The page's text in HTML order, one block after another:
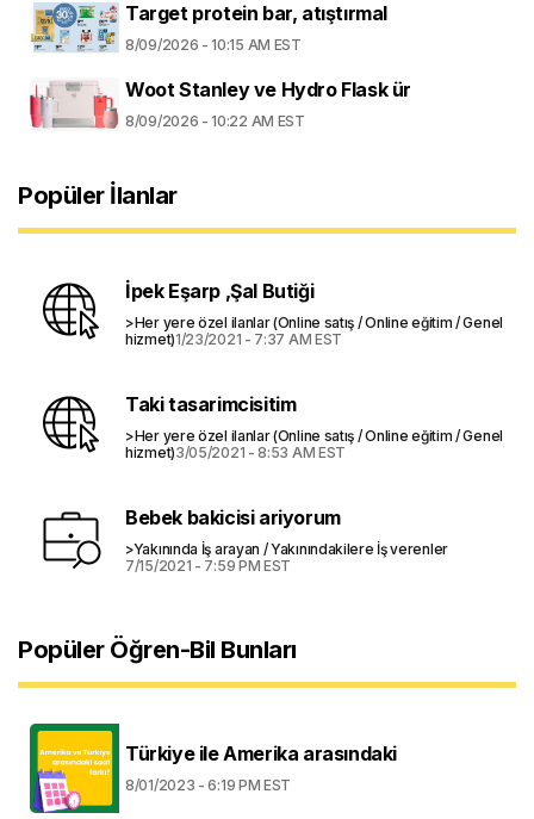
Target protein bar, atıştırmal
8/09/2026 - 10:15 AM EST
Woot Stanley ve Hydro Flask ür
8/09/2026 - 10:22 AM EST
Popüler İlanlar
İpek Eşarp ,Şal Butiği
>Her yere özel ilanlar (Online satış / Online eğitim / Genel
hizmet)1/23/2021 - 7:37 AM EST
Taki tasarimcisitim
>Her yere özel ilanlar (Online satış / Online eğitim / Genel
hizmet)3/05/2021 - 8:53 AM EST
Bebek bakicisi ariyorum
>Yakınında İş arayan / Yakınındakilere İş verenler
7/15/2021 - 7:59 PM EST
Popüler Öğren-Bil Bunları
Türkiye ile Amerika arasındaki
8/01/2023 - 6:19 PM EST